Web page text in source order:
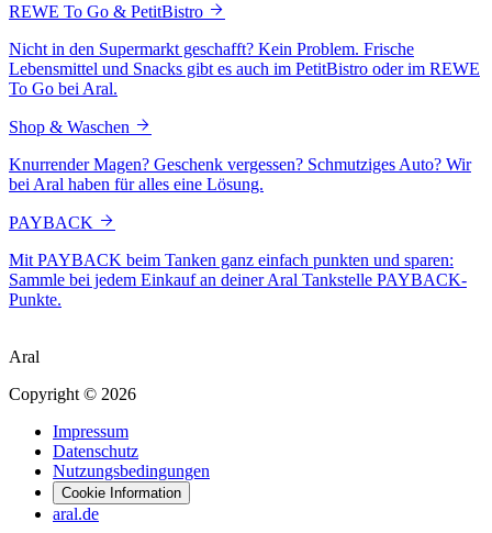
REWE To Go & PetitBistro
Nicht in den Supermarkt geschafft? Kein Problem. Frische
Lebensmittel und Snacks gibt es auch im PetitBistro oder im REWE
To Go bei Aral.
Shop & Waschen
Knurrender Magen? Geschenk vergessen? Schmutziges Auto? Wir
bei Aral haben für alles eine Lösung.
PAYBACK
Mit PAYBACK beim Tanken ganz einfach punkten und sparen:
Sammle bei jedem Einkauf an deiner Aral Tankstelle PAYBACK-
Punkte.
Aral
Copyright © 2026
Impressum
Datenschutz
Nutzungsbedingungen
Cookie Information
aral.de